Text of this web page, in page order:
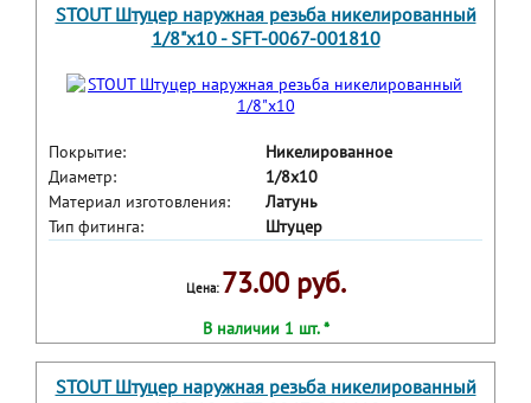
STOUT Штуцер наружная резьба никелированный
1/8"x10 - SFT-0067-001810
Покрытие:
Никелированное
Диаметр:
1/8x10
Материал изготовления:
Латунь
Тип фитинга:
Штуцер
Цена: 73.00 руб.
В наличии 1 шт. *
STOUT Штуцер наружная резьба никелированный